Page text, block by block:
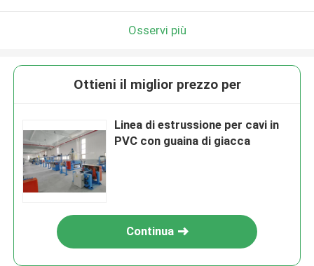
Osservi più
Ottieni il miglior prezzo per
Linea di estrussione per cavi in
PVC con guaina di giacca
Continua